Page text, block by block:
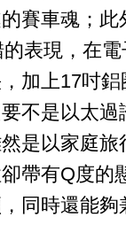
賽車魂；此
表現，在
加上17吋
不是以太
是以家庭
帶有Q度的
同時還能